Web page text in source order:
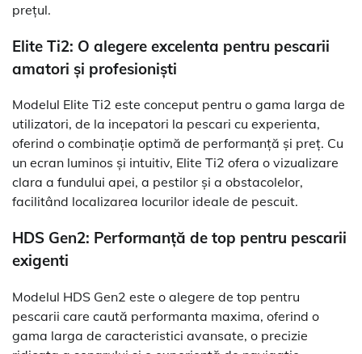
prețul.
Elite Ti2: O alegere excelenta pentru pescarii
amatori și profesioniști
Modelul Elite Ti2 este conceput pentru o gama larga de
utilizatori, de la incepatori la pescari cu experienta,
oferind o combinație optimă de performanță și preț. Cu
un ecran luminos și intuitiv, Elite Ti2 ofera o vizualizare
clara a fundului apei, a pestilor și a obstacolelor,
facilitând localizarea locurilor ideale de pescuit.
HDS Gen2: Performanță de top pentru pescarii
exigenti
Modelul HDS Gen2 este o alegere de top pentru
pescarii care caută performanta maxima, oferind o
gama larga de caracteristici avansate, o precizie